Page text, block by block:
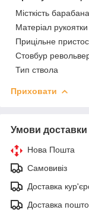
Місткість барабана
Матеріал рукоятки
Прицільне
Стовбур
Тип ствола
Приховати
Умови доставки
Нова Пошта
Самовивіз
Доставка
Доставка